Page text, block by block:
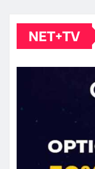
NET+TV